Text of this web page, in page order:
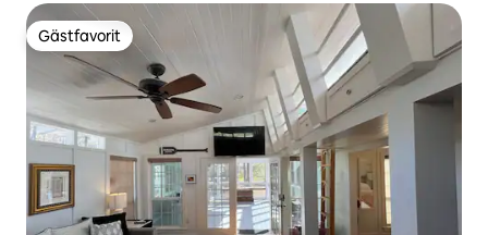
Gästfavorit
Gästfavorit